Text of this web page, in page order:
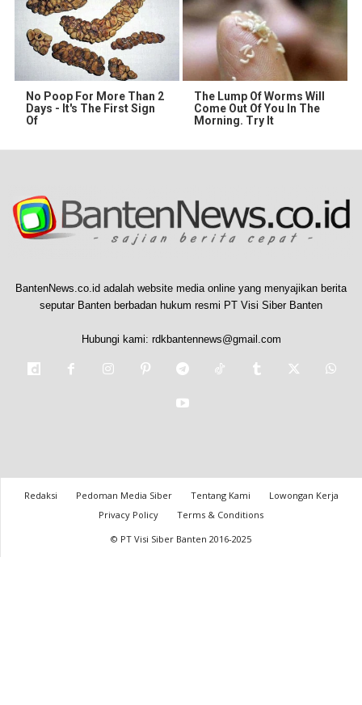
No Poop For More Than 2
Days - It's The First Sign
Of
The Lump Of Worms Will
Come Out Of You In The
Morning. Try It
BantenNews.co.id adalah website media online yang menyajikan berita
seputar Banten berbadan hukum resmi PT Visi Siber Banten
Hubungi kami: rdkbantennews@gmail.com
Redaksi Pedoman Media Siber Tentang Kami
Lowongan Kerja
Privacy Policy
Terms & Conditions
© PT Visi Siber Banten 2016-2025